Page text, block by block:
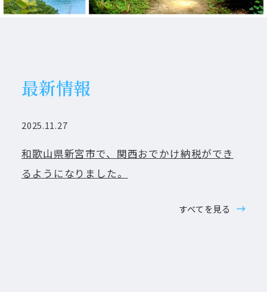
最新情報
2025.11.27
和歌山県新宮市で、関西おでかけ納税ができ
るようになりました。
すべてを見る